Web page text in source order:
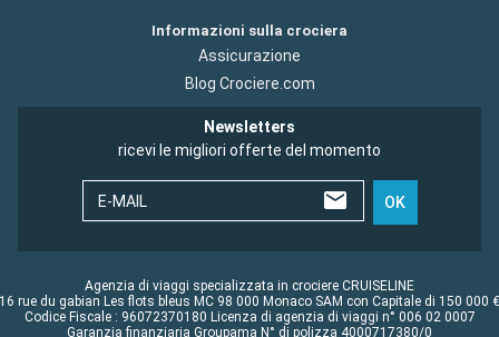
Informazioni sulla crociera
Assicurazione
Blog Crociere.com
Newsletters
ricevi le migliori offerte del momento
E-MAIL OK
Agenzia di viaggi specializzata in crociere CRUISELINE
16 rue du gabian Les flots bleus MC 98 000 Monaco SAM con Capitale di 150 000 €
Codice Fiscale : 96072370180 Licenza di agenzia di viaggi n° 006 02 0007
Garanzia finanziaria Groupama N° di polizza 4000717380/0